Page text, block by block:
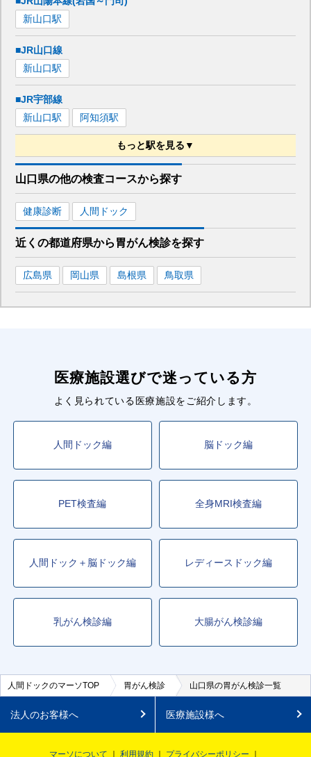
新山口駅
■JR山口線
新山口駅
■JR宇部線
新山口駅 阿知須駅
もっと駅を見る▼
■山陽新幹線
新山口駅
山口県の他の検査コースから探す
健康診断 人間ドック
近くの都道府県から 胃がん検診を探す
広島県 岡山県 島根県 鳥取県
医療施設選びで迷っている方
よく見られている医療施設をご紹介します。
人間ドック編 脳ドック編
PET検査編 全身MRI検査編
人間ドック＋脳ドック編 レディースドック編
乳がん検診編 大腸がん検診編
人間ドックのマーソTOP 胃がん検診 山口県の胃がん検診一覧
法人のお客様へ 医療施設様へ
マーソについて 利用規約 プライバシーポリシー